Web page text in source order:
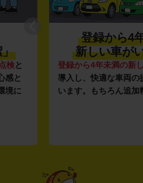
」
検と
感と
境に
登録から4
新しい車が
登録から4年未満の新
導入し、快適な車両の
います。もちろん追加